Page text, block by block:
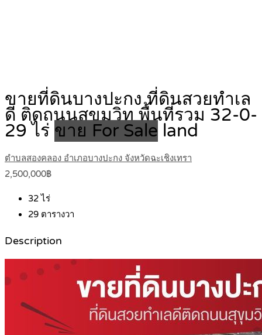
ขายที่ดินบางปะกง ที่ดินสวยทำเล
ดี ติดถนนสุขุมวิท พื้นที่รวม 32-0-
29 ไร่ ขาย For Sale land
ตำบลสองคลอง อำเภอบางปะกง จังหวัดฉะเชิงเทรา
2,500,000฿
32ไร่
29 ตารางวา
Description